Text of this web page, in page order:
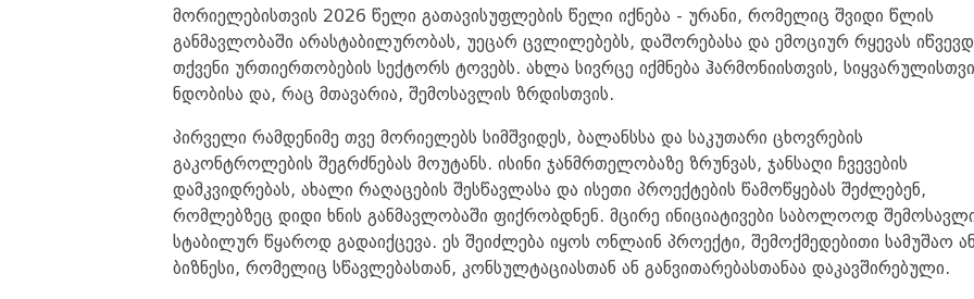
მორიელებისთვის 2026 წელი გათავისუფლების წელი იქნება - ურანი, რომელიც შვიდი წლის
განმავლობაში არასტაბილურობას, უეცარ ცვლილებებს, დაშორებასა და ემოციურ რყევას
თქვენი ურთიერთობების სექტორს ტოვებს. ახლა სივრცე იქმნება ჰარმონიისთვის,
ნდობისა და, რაც მთავარია, შემოსავლის ზრდისთვის.
პირველი რამდენიმე თვე მორიელებს სიმშვიდეს, ბალანსსა და საკუთარი ცხოვრების
გაკონტროლების შეგრძნებას მოუტანს. ისინი ჯანმრთელობაზე ზრუნვას, ჯანსაღი ჩვევების
დამკვიდრებას, ახალი რაღაცების შესწავლასა და ისეთი პროექტების წამოწყებას შეძლებენ,
რომლებზეც დიდი ხნის განმავლობაში ფიქრობდნენ. მცირე ინიციატივები საბოლოოდ
სტაბილურ წყაროდ გადაიქცევა. ეს შეიძლება იყოს ონლაინ პროექტი, შემოქმედებითი სამუშაო ან
ბიზნესი, რომელიც სწავლებასთან, კონსულტაციასთან ან განვითარებასთანაა დაკავშირებული.